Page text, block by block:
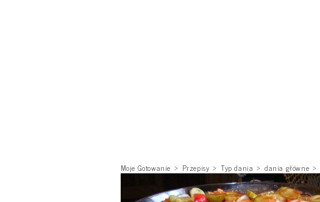
Moje Gotowanie Przepisy Typ dania dania główne